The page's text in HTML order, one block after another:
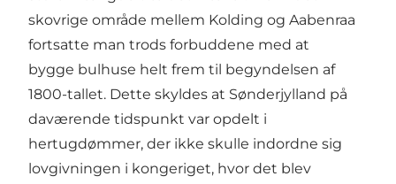
skovrige område mellem Kolding og Aabenraa
fortsatte man trods forbuddene med at
bygge bulhuse helt frem til begyndelsen af
1800-tallet. Dette skyldes at Sønderjylland på
daværende tidspunkt var opdelt i
hertugdømmer, der ikke skulle indordne sig
lovgivningen i kongeriget, hvor det blev